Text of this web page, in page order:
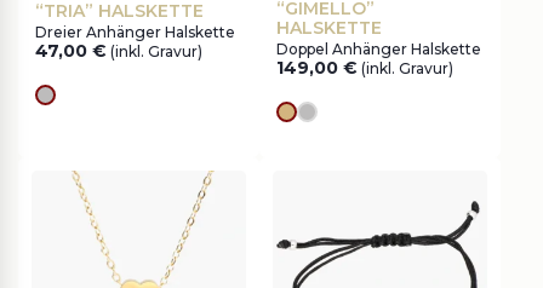
“TRIA” HALSKETTE
Dreier Anhänger Halskette
47,00 € (inkl. Gravur)
silver
“GIMELLO”
HALSKETTE
Doppel Anhänger Halskette
149,00 € (inkl. Gravur)
Goldes
silver